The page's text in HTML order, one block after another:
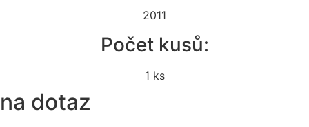
2011
Počet kusů:
1 ks
na dotaz